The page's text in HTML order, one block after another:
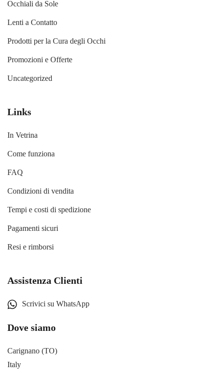
Occhiali da Sole
Lenti a Contatto
Prodotti per la Cura degli Occhi
Promozioni e Offerte
Uncategorized
Links
In Vetrina
Come funziona
FAQ
Condizioni di vendita
Tempi e costi di spedizione
Pagamenti sicuri
Resi e rimborsi
Assistenza Clienti
Scrivici su WhatsApp
Dove siamo
Carignano (TO)
Italy